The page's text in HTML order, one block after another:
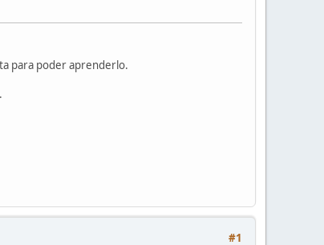
para poder aprenderlo.
#1